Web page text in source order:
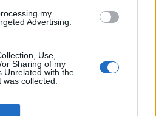
my
Advertising.
Use,
Sharing of my
Unrelated with the
collected.mire a felvételizők
Nem minden papírnak